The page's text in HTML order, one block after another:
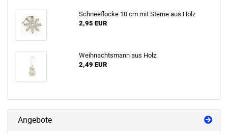
Schneeflocke 10 cm mit Sterne aus Holz
2,95 EUR
Weihnachtsmann aus Holz
2,49 EUR
Angebote